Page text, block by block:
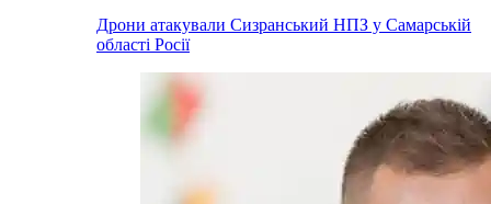
Дрони атакували Сизранський НПЗ у Самарській
області Росії